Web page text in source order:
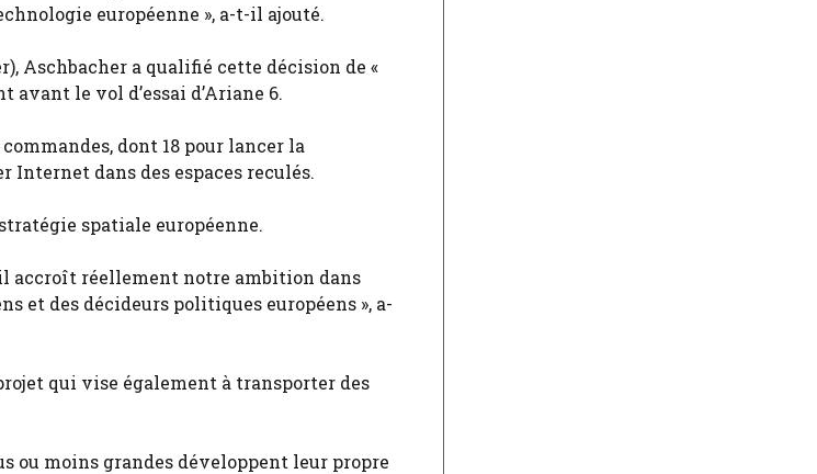
européenne », a-t-il ajouté.
Aschbacher a qualifié cette décision de «
avant le vol d’essai d’Ariane 6.
dont 18 pour lancer la
dans des espaces reculés.
spatiale européenne.
accroît réellement notre ambition dans
et des décideurs politiques européens », a-
qui vise également à transporter des
ou moins grandes développent leur propre